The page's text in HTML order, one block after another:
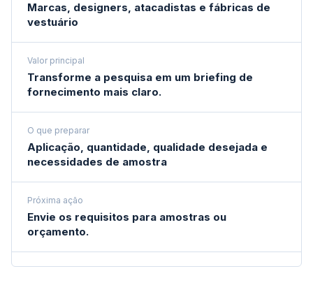
Marcas, designers, atacadistas e fábricas de
vestuário
Valor principal
Transforme a pesquisa em um briefing de
fornecimento mais claro.
O que preparar
Aplicação, quantidade, qualidade desejada e
necessidades de amostra
Próxima ação
Envie os requisitos para amostras ou
orçamento.